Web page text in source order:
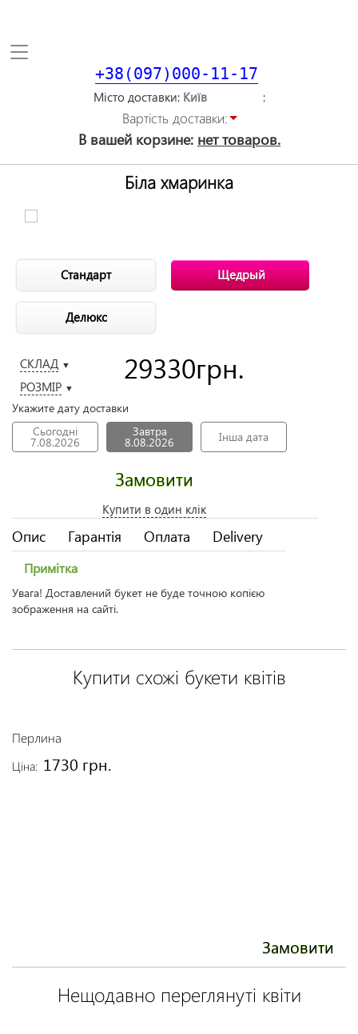
Toggle
+38(097)000-11-17
Місто доставки
Вартiсть доставки:
В вашей корзине: нет товаров.
Біла хмаринка
Стандарт Щедрый
Делюкс
СКЛАД ▼
РОЗМІР ▼
29330грн.
Укажите дату доставки
Сьогодні
7.08.2026
Завтра
8.08.2026 Інша дата
Замовити
Купити в один клік
Опис Гарантія Оплата Delivery
Примітка
Увага! Доставлений букет не буде точною копією
зображення на сайті.
Купити схожі букети квітів
Перлина
Ціна: 1730 грн.
Замовити
Нещодавно переглянуті квіти